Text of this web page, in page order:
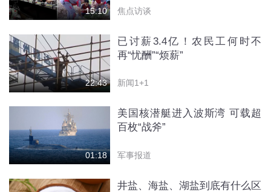
15:10 焦点访谈
22:43
已讨薪3.4亿！农民工何时不
再“忧酬”“烦薪”
新闻1+1
01:18
美国核潜艇进入波斯湾 可载超
百枚“战斧”
军事报道
井盐、海盐、湖盐到底有什么区